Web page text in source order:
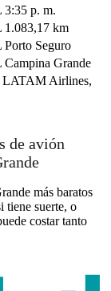
3:35 p. m.
1.083,17 km
Porto Seguro
Campina Grande
LATAM Airlines,
de avión
más baratos
tiene suerte, o
costar tanto